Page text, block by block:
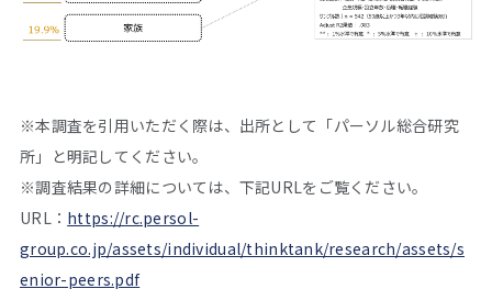
※本調査を引用いただく際は、出所として「パーソル総合研究
所」と明記してください。
※調査結果の詳細については、下記URLをご覧ください。
URL： https://rc.persol-
group.co.jp/assets/individual/thinktank/research/assets/s
enior-peers.pdf